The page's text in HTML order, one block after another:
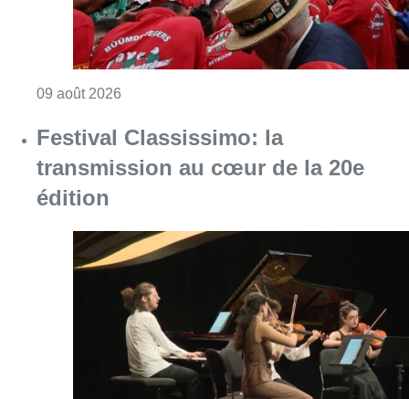
09 août 2026
Festival Classissimo: la
transmission au cœur de la 20e
édition